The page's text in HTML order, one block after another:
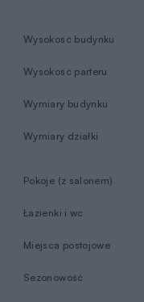
Wysokość budynku
Wysokość parteru
Wymiary budynku
Wymiary działki
Pokoje (z salonem)
Łazienki i wc
Miejsca postojowe
Sezonowość